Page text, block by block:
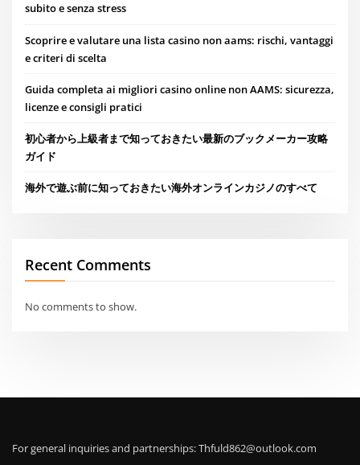
subito e senza stress
Scoprire e valutare una lista casino non aams: rischi, vantaggi
e criteri di scelta
Guida completa ai migliori casino online non AAMS: sicurezza,
licenze e consigli pratici
初心者から上級者まで知っておきたい最新のブックメーカー攻略
ガイド
海外で遊ぶ前に知っておきたい海外オンラインカジノのすべて
Recent Comments
No comments to show.
For general inquiries and partnerships:Thfuld862@outlook.com